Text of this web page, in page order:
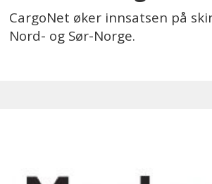
CargoNet øker innsatsen på
Nord- og Sør-Norge.